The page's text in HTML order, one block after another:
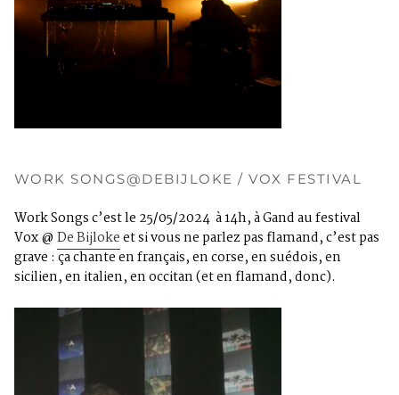
WORK SONGS@DEBIJLOKE / VOX FESTIVAL
Work Songs c’est le 25/05/2024 à 14h, à Gand au festival
Vox @ De Bijlokeet si vous ne parlez pas flamand, c’est pas
grave : ça chante en français, en corse, en suédois, en
sicilien, en italien, en occitan (et en flamand, donc).